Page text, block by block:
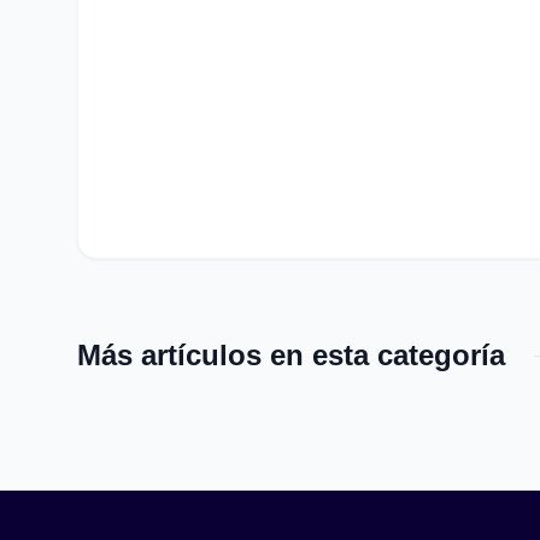
Más artículos en esta categoría